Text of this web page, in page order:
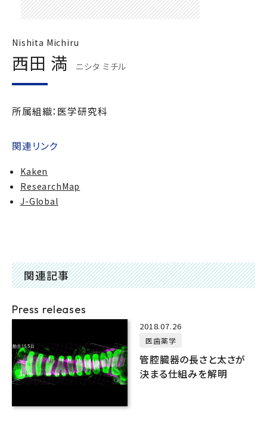
Nishita Michiru
西田 満 ニシタ ミチル
所属組織：医学研究科
関連リンク
Kaken
ResearchMap
J-Global
関連記事
Press releases
2018.07.26
医歯薬学
管腔臓器の長さと太さが
決まる仕組みを解明